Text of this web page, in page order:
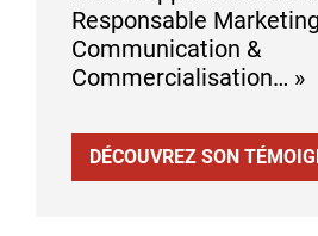
Responsable
Communication &
Commercialisation… »
DÉCOUVREZ SON